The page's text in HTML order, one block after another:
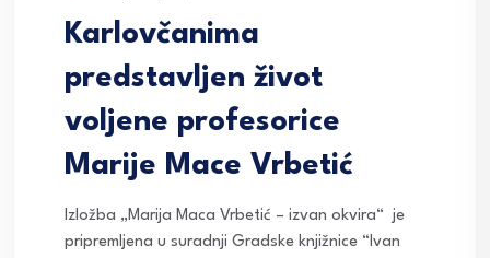
Karlovčanima
predstavljen život
voljene profesorice
Marije Mace Vrbetić
Izložba „Marija Maca Vrbetić – izvan okvira“ je
pripremljena u suradnji Gradske knjižnice “Ivan